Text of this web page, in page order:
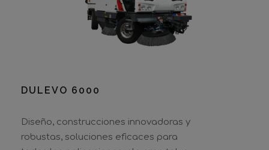
DULEVO 6000
Diseño, construcciones innovadoras y
robustas, soluciones eficaces para